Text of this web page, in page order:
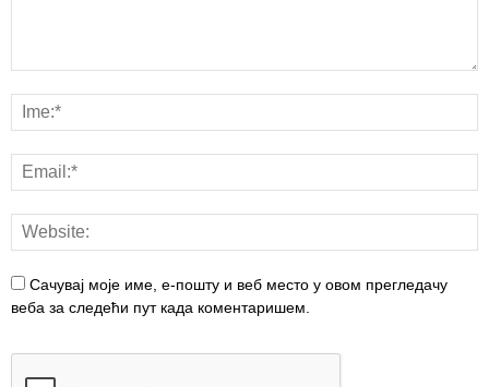
Сачувај моје име, е-пошту и веб место у овом прегледачу
веба за следећи пут када коментаришем.